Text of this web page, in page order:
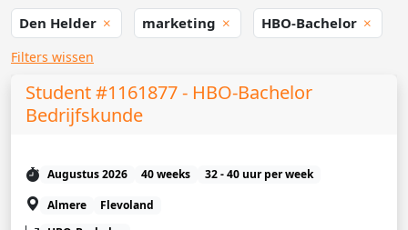
Den Helder marketing HBO-Bachelor
Filters wissen
Student #1161877 - HBO-Bachelor
Bedrijfskunde
Augustus 2026 40 weeks
32 - 40 uur per week
Almere
Flevoland